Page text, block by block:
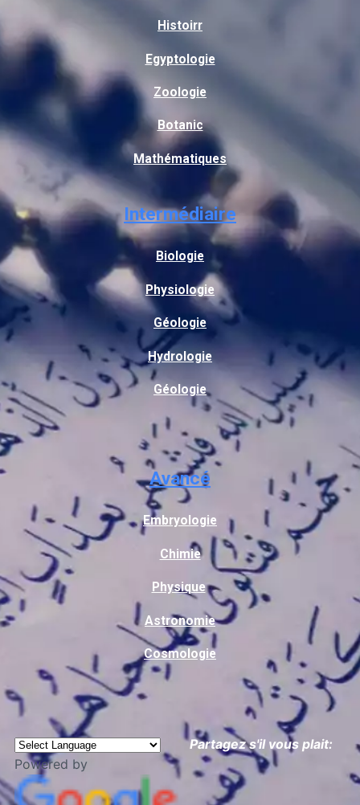
Histoirr
Egyptologie
Zoologie
Botanic
Mathématiques
Intermédiaire
Biologie
Physiologie
Géologie
Hydrologie
Géologie
Avancé
Embryologie
Chimie
Physique
Astronomie
Cosmologie
Powered by
Partagez s'il vous plait: